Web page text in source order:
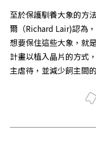
至於保護馴養大象的方
爾（Richard Lair)認為
想要保住這些大象，就
計畫以植入晶片的方式
主虐待，並減少飼主間